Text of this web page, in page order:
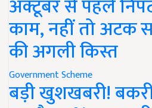
अक्टूबर से पहले
काम, नहीं तो अटक
की अगली किस्त
Government Scheme
बड़ी खुशखबरी!